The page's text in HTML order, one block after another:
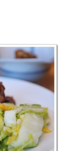
服
(浴
衣)
遊
草
寺，
淺
草
寺